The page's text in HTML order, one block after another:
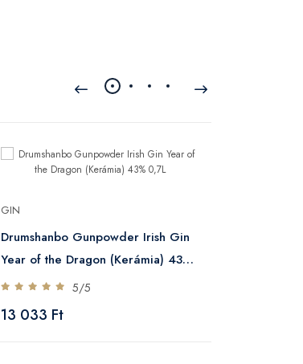
GIN
Drumshanbo Gunpowder Irish Gin
Year of the Dragon (Kerámia) 43%
0,7L
5/5
13 033 Ft